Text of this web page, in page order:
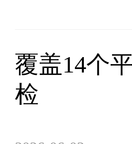
覆盖14个
检